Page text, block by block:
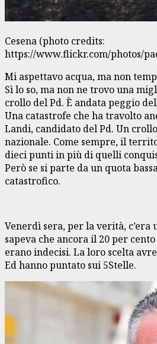
Cesena (photo credits:
https://www.flickr.com/photos/
Mi aspettavo acqua, ma non
Sì lo so, ma non ne trovo una
crollo del Pd. È andata peggio
Una catastrofe che ha travolto
Landi, candidato del Pd. Un
nazionale. Come sempre, il
dieci punti in più di quelli
Però se si parte da un quota
catastrofico.
Venerdì sera, per la verità, c’era
sapeva che ancora il 20 per
erano indecisi. La loro scelta
Ed hanno puntato sui 5Stelle.